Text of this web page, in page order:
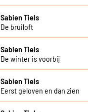
Sabien Tiels
De bruiloft
Sabien Tiels
De winter is voorbij
Sabien Tiels
Eerst geloven en dan zien